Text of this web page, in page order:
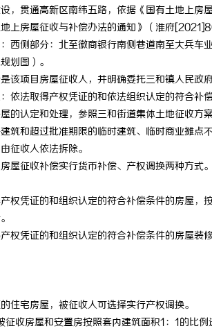
，贯通高新区南纬五路，依据《国有土地上
上房屋征收与补偿办法的通知》（淮府
西侧部分：北至徽商银行南侧巷道南至大兵车
划图）。
该项目房屋征收人，并明确委托三和镇人民政
依法取得产权凭证的和依法组织认定的符合补
的认定和处理，参照三和街道集体土地征收方
筑和超过批准期限的临时建筑、临时商业摊
征收人依法拆除。
屋征收补偿实行货币补偿、产权调换两种方式
产权凭证的和组织认定的符合补偿条件的房屋
产权凭证的和组织认定的符合补偿条件的房屋
住宅房屋，被征收人可选择实行产权调换。
征收房屋和安置房按照套内建筑面积1：1的比